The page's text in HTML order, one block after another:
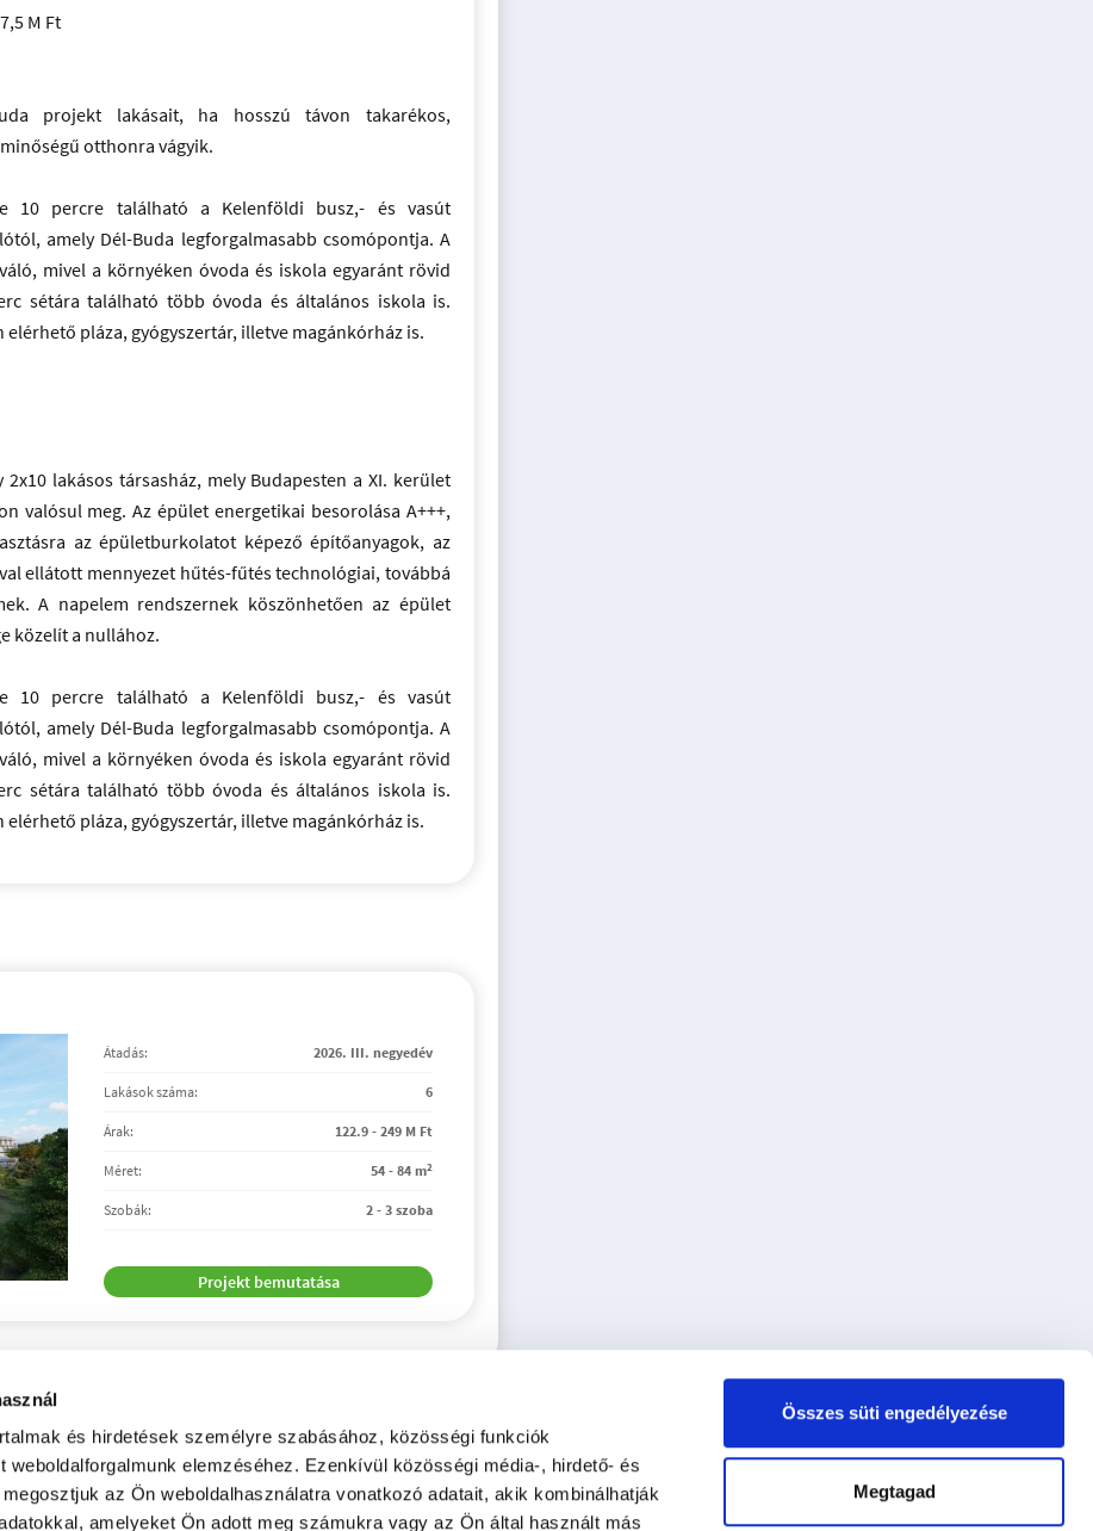
és hirdetések személyre szabásához, közösségi funkciók
weboldalforgalmunk elemzéséhez. Ezenkívül közösségi média-, hirdető- és
az Ön weboldalhasználatra vonatkozó adatait, akik kombinálhatják
amelyeket Ön adott meg számukra vagy az Ön által használt más
Összes süti engedélyezése
Megtagad
M Ft
projekt lakásait, ha hosszú távon takarékos,
otthonra vágyik.
10 percre található a Kelenföldi busz,- és vasút
amely Dél-Buda legforgalmasabb csomópontja. A
mivel a környéken óvoda és iskola egyaránt rövid
sétára található több óvoda és általános iskola is.
pláza, gyógyszertár, illetve magánkórház is.
lakásos társasház, mely Budapesten a XI. kerület
valósul meg. Az épület energetikai besorolása A+++,
az épületburkolatot képező építőanyagok, az
ellátott mennyezet hűtés-fűtés technológiai, továbbá
A napelem rendszernek köszönhetően az épület
közelít a nullához.
10 percre található a Kelenföldi busz,- és vasút
amely Dél-Buda legforgalmasabb csomópontja. A
mivel a környéken óvoda és iskola egyaránt rövid
sétára található több óvoda és általános iskola is.
pláza, gyógyszertár, illetve magánkórház is.
Átadás: 2026. III. negyedév
Lakások száma: 6
Árak: 122.9 - 249 M Ft
Méret: 54 - 84 m2
Szobák: 2 - 3 szoba
Projekt bemutatása